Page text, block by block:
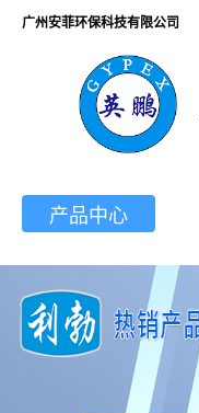
广州安菲环保科技有限公司
产品中心